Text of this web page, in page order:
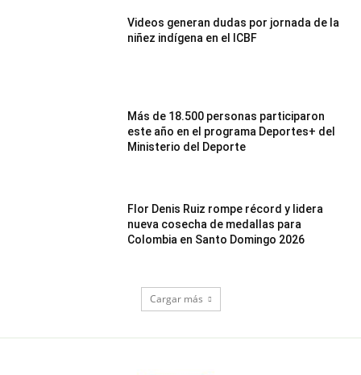
Videos generan dudas por jornada de la
niñez indígena en el ICBF
Más de 18.500 personas participaron
este año en el programa Deportes+ del
Ministerio del Deporte
Flor Denis Ruiz rompe récord y lidera
nueva cosecha de medallas para
Colombia en Santo Domingo 2026
Cargar más